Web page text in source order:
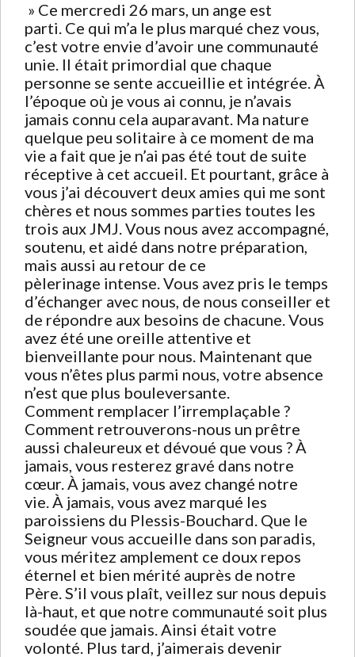
» Ce mercredi 26 mars, un ange est
parti. Ce qui m’a le plus marqué chez vous,
c’est votre envie d’avoir une communauté
unie. Il était primordial que chaque
personne se sente accueillie et intégrée. À
l’époque où je vous ai connu, je n’avais
jamais connu cela auparavant. Ma nature
quelque peu solitaire à ce moment de ma
vie a fait que je n’ai pas été tout de suite
réceptive à cet accueil. Et pourtant, grâce à
vous j’ai découvert deux amies qui me sont
chères et nous sommes parties toutes les
trois aux JMJ. Vous nous avez accompagné,
soutenu, et aidé dans notre préparation,
mais aussi au retour de ce
pèlerinage intense. Vous avez pris le temps
d’échanger avec nous, de nous conseiller et
de répondre aux besoins de chacune. Vous
avez été une oreille attentive et
bienveillante pour nous. Maintenant que
vous n’êtes plus parmi nous, votre absence
n’est que plus bouleversante.
Comment remplacer l’irremplaçable ?
Comment retrouverons-nous un prêtre
aussi chaleureux et dévoué que vous ? À
jamais, vous resterez gravé dans notre
cœur. À jamais, vous avez changé notre
vie. À jamais, vous avez marqué les
paroissiens du Plessis-Bouchard. Que le
Seigneur vous accueille dans son paradis,
vous méritez amplement ce doux repos
éternel et bien mérité auprès de notre
Père. S’il vous plaît, veillez sur nous depuis
là-haut, et que notre communauté soit plus
soudée que jamais. Ainsi était votre
volonté. Plus tard, j’aimerais devenir